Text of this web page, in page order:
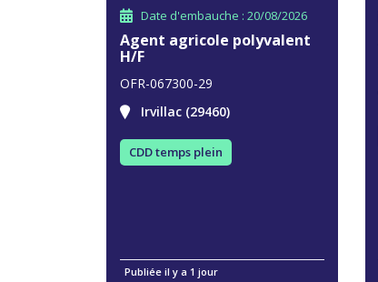
Date d'embauche : 20/08/2026
Agent agricole polyvalent
H/F
OFR-067300-29
Irvillac (29460)
CDD temps plein
Publiée il y a 1 jour